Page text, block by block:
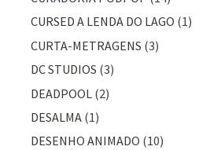
CURSED A LENDA DO LAGO (1)
CURTA-METRAGENS (3)
DC STUDIOS (3)
DEADPOOL (2)
DESALMA (1)
DESENHO ANIMADO (10)